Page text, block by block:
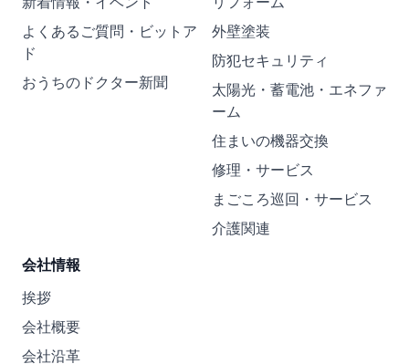
よくあるご質問・ビットア
ド
おうちのドクター新聞
外壁塗装
防犯セキュリティ
太陽光・蓄電池・エネファ
ーム
住まいの機器交換
修理・サービス
まごころ巡回・サービス
介護関連
会社情報
挨拶
会社概要
会社沿革